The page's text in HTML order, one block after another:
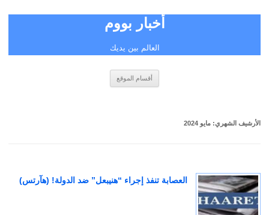
أخبار بووم
العالم بين يديك
أقسام الموقع
الأرشيف الشهري: مايو 2024
العصابة تنفذ إجراء “هنيبعل” ضد الدولة! (هآرتس)